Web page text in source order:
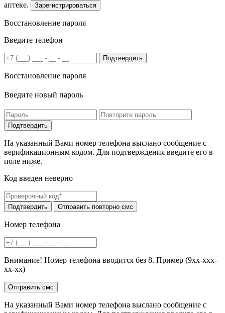
аптеке.
Зарегистрироваться
Восстановление пароля
Введите телефон
Подтвердить
Восстановление пароля
Введите новый пароль
На указанный Вами номер телефона выслано сообщение с
верификационным кодом. Для подтверждения введите его в
поле ниже.
Код введен неверно
Номер телефона
Внимание! Номер телефона вводится без 8. Пример (9хх-ххх-
хх-хх)
На указанный Вами номер телефона выслано сообщение с